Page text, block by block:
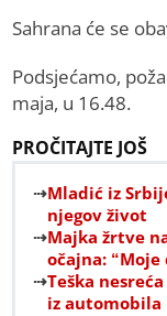
Sahrana će se
Podsjećamo,
maja, u 16.48.
PROČITAJTE JOŠ
Mladić iz
njegov život
Majka žrtve
očajna:
Teška
iz automobila